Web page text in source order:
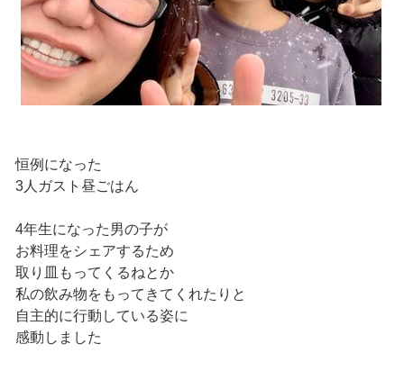
恒例になった
3人ガスト昼ごはん
4年生になった男の子が
お料理をシェアするため
取り皿もってくるねとか
私の飲み物をもってきてくれたりと
自主的に行動している姿に
感動しました